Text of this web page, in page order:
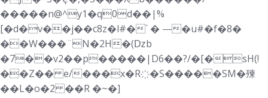
�����n@^y1�q0d��|%
[�d�v��j��c8z�l#�` � ⸻�u#�f�8�
��W���¨N�2H�(ǲb
�7��v2��p�����|D6��?/�[�sH(!
��Z�� e/���x�R҉�S�����SM�㱫
��L�o�2 ��R �~�]